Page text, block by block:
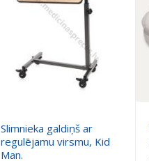
Slimnieka galdiņš ar
regulējamu virsmu, Kid
Man.